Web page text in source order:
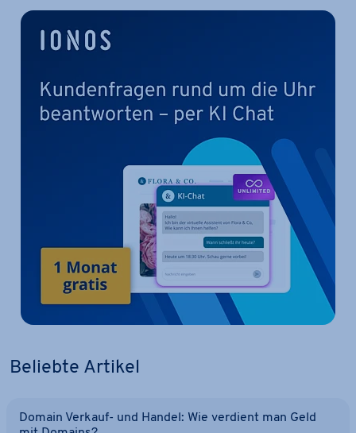
Beliebte Artikel
Domain Verkauf- und Handel: Wie verdient man Geld